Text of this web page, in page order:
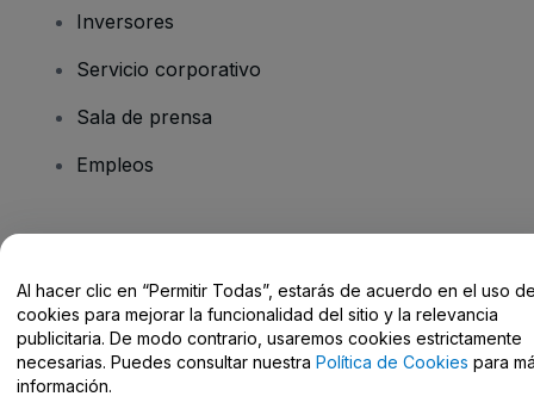
Inversores
Servicio corporativo
Sala de prensa
Empleos
Centro de Ayuda / Contacto
Al hacer clic en “Permitir Todas”, estarás de acuerdo en el uso
cookies para mejorar la funcionalidad del sitio y la relevancia
publicitaria. De modo contrario, usaremos cookies estrictamente
necesarias. Puedes consultar nuestra Política de Cookies para
información.